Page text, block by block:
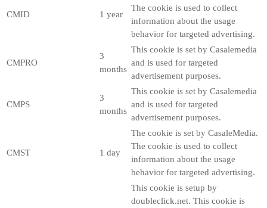
CMID 1 year
The cookie is used to collect
information about the usage
behavior for targeted advertising.
CMPRO
3
months
This cookie is set by Casalemedia
and is used for targeted
advertisement purposes.
CMPS
3
months
This cookie is set by Casalemedia
and is used for targeted
advertisement purposes.
CMST 1 day
The cookie is set by CasaleMedia.
The cookie is used to collect
information about the usage
behavior for targeted advertising.
This cookie is setup by
doubleclick.net. This cookie is